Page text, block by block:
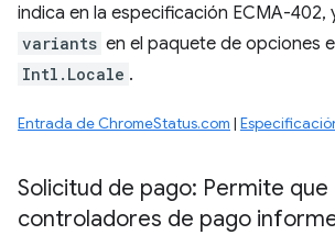
indica en la especificación ECMA-402,
variants en el paquete de opciones
Intl.Locale .
Entrada de ChromeStatus.com |
Solicitud de pago: Permite que
controladores de pago